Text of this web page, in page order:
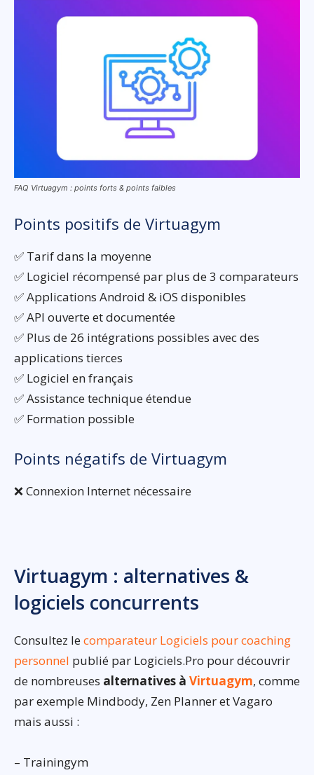
FAQ Virtuagym : points forts & points faibles
Points positifs de Virtuagym
✅ Tarif dans la moyenne
✅ Logiciel récompensé par plus de 3 comparateurs
✅ Applications Android & iOS disponibles
✅ API ouverte et documentée
✅ Plus de 26 intégrations possibles avec des
applications tierces
✅ Logiciel en français
✅ Assistance technique étendue
✅ Formation possible
Points négatifs de Virtuagym
❌ Connexion Internet nécessaire
Virtuagym : alternatives &
logiciels concurrents
Consultez lecomparateur Logiciels pour coaching
personnel publié par Logiciels.Pro pour découvrir
de nombreuses alternatives à Virtuagym, comme
par exemple Mindbody, Zen Planner et Vagaro
mais aussi :
– Trainingym